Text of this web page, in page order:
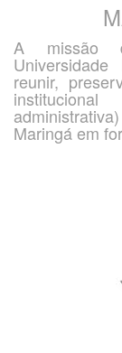
A missão
reunir,
Maringá em